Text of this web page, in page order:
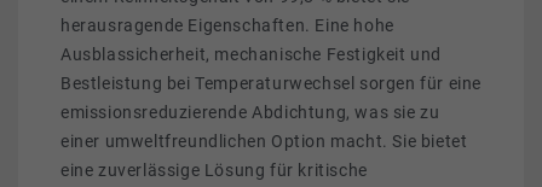
herausragende Eigenschaften. Eine hohe
Ausblassicherheit, mechanische Festigkeit und
Bestleistung bei Temperaturwechsel sorgen für eine
emissionsreduzierende Abdichtung, was sie zu
einer umweltfreundlichen Option macht. Sie bietet
eine zuverlässige Lösung für kritische